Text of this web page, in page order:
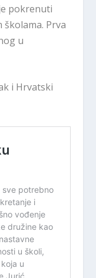
pokrenuti
Prva
u
i Hrvatski